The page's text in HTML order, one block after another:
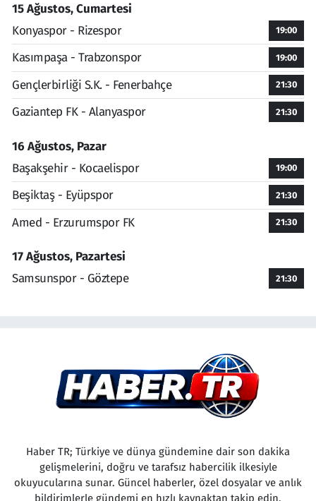
15 Ağustos, Cumartesi
Konyaspor - Rizespor
19:00
Kasımpaşa - Trabzonspor 19:00
Gençlerbirliği S.K. - Fenerbahçe 21:30
Gaziantep FK - Alanyaspor 21:30
16 Ağustos, Pazar
Başakşehir - Kocaelispor
19:00
Beşiktaş - Eyüpspor 21:30
Amed - Erzurumspor FK 21:30
17 Ağustos, Pazartesi
Samsunspor - Göztepe
21:30
Haber TR; Türkiye ve dünya gündemine dair son dakika
gelişmelerini, doğru ve tarafsız habercilik ilkesiyle
okuyucularına sunar. Güncel haberler, özel dosyalar ve anlık
bildirimlerle gündemi en hızlı kaynaktan takip edin.